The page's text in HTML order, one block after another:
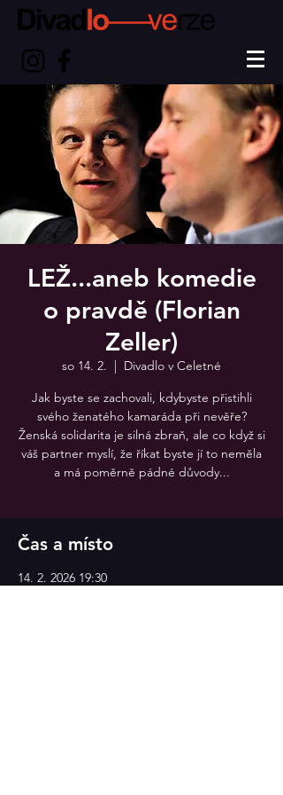
LEŽ...aneb komedie
o pravdě (Florian
Zeller)
so 14. 2.
  |
Divadlo v Celetné
Jak byste se zachovali, kdybyste přistihli
svého ženatého kamaráda při nevěře?
Ženská solidarita je silná zbraň, ale co když si
váš partner myslí, že říkat byste jí to neměla
a má poměrně pádné důvody...
Čas a místo
14. 2. 2026 19:30